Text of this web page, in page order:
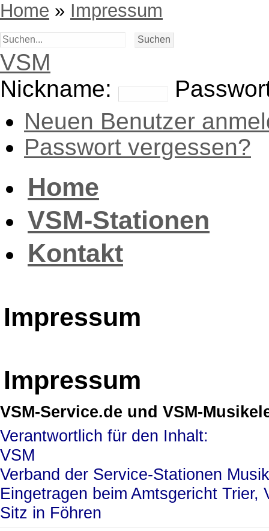
Home » Impressum
VSM
Nickname:
Neuen Benutzer
Passwort vergessen?
Home
VSM-Stationen
Kontakt
Impressum
Impressum
VSM-Service.de und VSM-
Verantwortlich für den Inhalt:
VSM
Verband der Service-Stationen
Eingetragen beim Amtsgericht Trier,
Sitz in Föhren